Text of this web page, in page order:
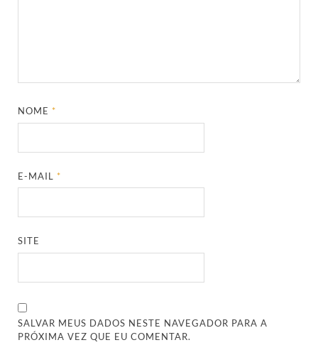
NOME*
E-MAIL*
SITE
SALVAR MEUS DADOS NESTE NAVEGADOR PARA A
PRÓXIMA VEZ QUE EU COMENTAR.